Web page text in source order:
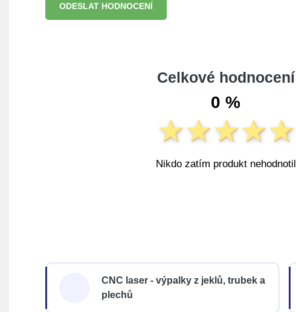
ODESLAT HODNOCENÍ
Celkové hodnocení
0 %
Nikdo zatím produkt nehodnotil
CNC laser - výpalky z jeklů, trubek a
plechů